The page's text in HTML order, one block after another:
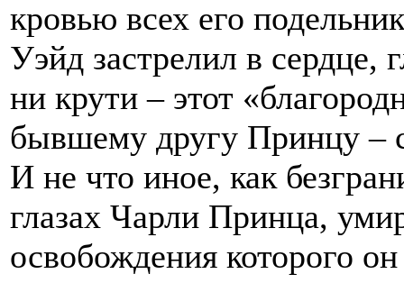
кровью всех его
Уэйд застрелил в сердце,
ни крути – этот
бывшему другу Принцу –
И не что иное, как
глазах Чарли Принца,
освобождения которого